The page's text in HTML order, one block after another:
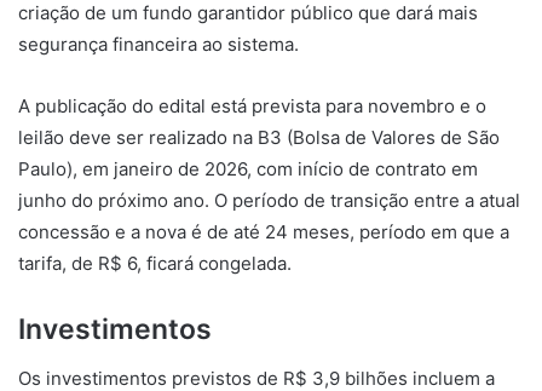
criação de um fundo garantidor público que dará mais
segurança financeira ao sistema.
A publicação do edital está prevista para novembro e o
leilão deve ser realizado na B3 (Bolsa de Valores de São
Paulo), em janeiro de 2026, com início de contrato em
junho do próximo ano. O período de transição entre a atual
concessão e a nova é de até 24 meses, período em que a
tarifa, de R$ 6, ficará congelada.
Investimentos
Os investimentos previstos de R$ 3,9 bilhões incluem a